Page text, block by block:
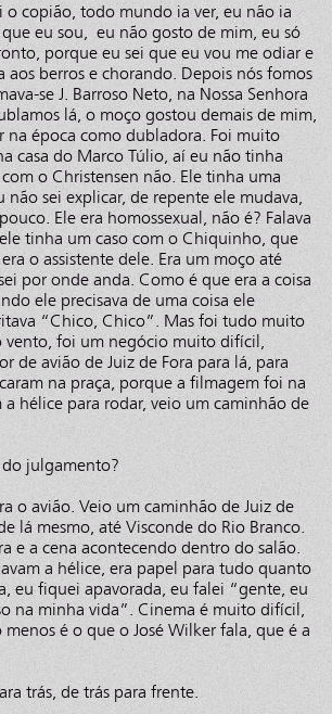
o copião, todo mundo ia ver, eu não ia
eu sou, eu não gosto de mim, eu só
porque eu sei que eu vou me odiar e
aos berros e chorando. Depois nós fomos
se J. Barroso Neto, na Nossa Senhora
lá, o moço gostou demais de mim,
na época como dubladora. Foi muito
casa do Marco Túlio, aí eu não tinha
o Christensen não. Ele tinha uma
não sei explicar, de repente ele mudava,
Ele era homossexual, não é? Falava
tinha um caso com o Chiquinho, que
o assistente dele. Era um moço até
por onde anda. Como é que era a coisa
ele precisava de uma coisa ele
“Chico, Chico”. Mas foi tudo muito
vento, foi um negócio muito difícil,
de avião de Juiz de Fora para lá, para
na praça, porque a filmagem foi na
hélice para rodar, veio um caminhão de
julgamento?
o avião. Veio um caminhão de Juiz de
lá mesmo, até Visconde do Rio Branco.
e a cena acontecendo dentro do salão.
a hélice, era papel para tudo quanto
eu fiquei apavorada, eu falei “gente, eu
na minha vida”. Cinema é muito difícil,
é o que o José Wilker fala, que é a
trás, de trás para frente.